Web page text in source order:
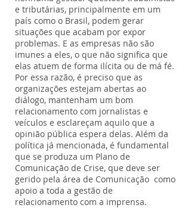
e tributárias, principalmente em um
país como o Brasil, podem gerar
situações que acabam por expor
problemas. E as empresas não são
imunes a eles, o que não significa que
elas atuem de forma ilícita ou de má fé.
Por essa razão, é preciso que as
organizações estejam abertas ao
diálogo, mantenham um bom
relacionamento com jornalistas e
veículos e esclareçam aquilo que a
opinião pública espera delas. Além da
política já mencionada, é fundamental
que se produza um Plano de
Comunicação de Crise, que deve ser
gerido pela área de Comunicação como
apoio a toda a gestão de
relacionamento com a imprensa.